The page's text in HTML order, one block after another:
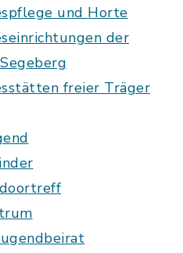
und Horte
der
freier Träger